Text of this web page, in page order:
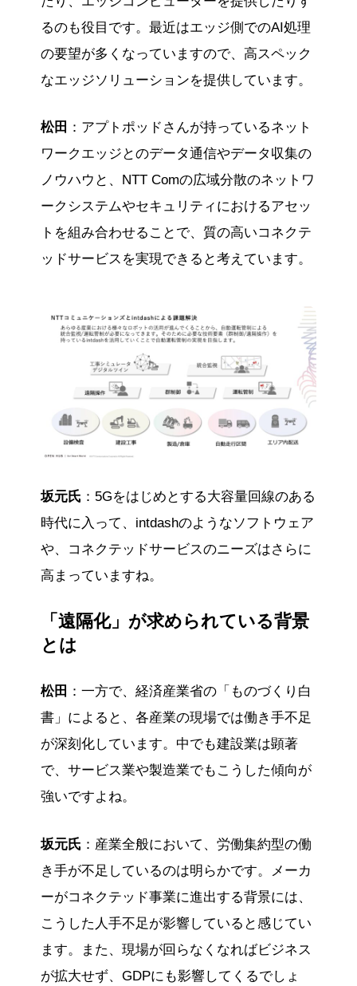
るのも役目です。最近はエッジ側でのAI処理
の要望が多くなっていますので、高スペック
なエッジソリューションを提供しています。
松田 ：アプトポッドさんが持っているネット
ワークエッジとのデータ通信やデータ収集の
ノウハウと、NTT Comの広域分散のネットワ
ークシステムやセキュリティにおけるアセッ
トを組み合わせることで、質の高いコネクテ
ッドサービスを実現できると考えています。
坂元氏 ：5Gをはじめとする大容量回線のある
時代に入って、intdashのようなソフトウェア
や、コネクテッドサービスのニーズはさらに
高まっていますね。
「遠隔化」が求められている背景
とは
松田 ：一方で、経済産業省の「ものづくり白
書」によると、各産業の現場では働き手不足
が深刻化しています。中でも建設業は顕著
で、サービス業や製造業でもこうした傾向が
強いですよね。
坂元氏 ：産業全般において、労働集約型の働
き手が不足しているのは明らかです。メーカ
ーがコネクテッド事業に進出する背景には、
こうした人手不足が影響していると感じてい
ます。また、現場が回らなくなればビジネス
が拡大せず、GDPにも影響してくるでしょ